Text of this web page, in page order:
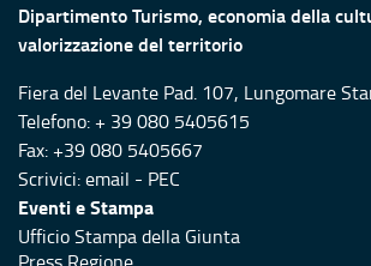
Dipartimento Turismo, economia della
valorizzazione del territorio
Fiera del Levante Pad. 107, Lungomare
Telefono: + 39 080 5405615
Fax: +39 080 5405667
Scrivici:email - PEC
Eventi e Stampa
Ufficio Stampa della Giunta